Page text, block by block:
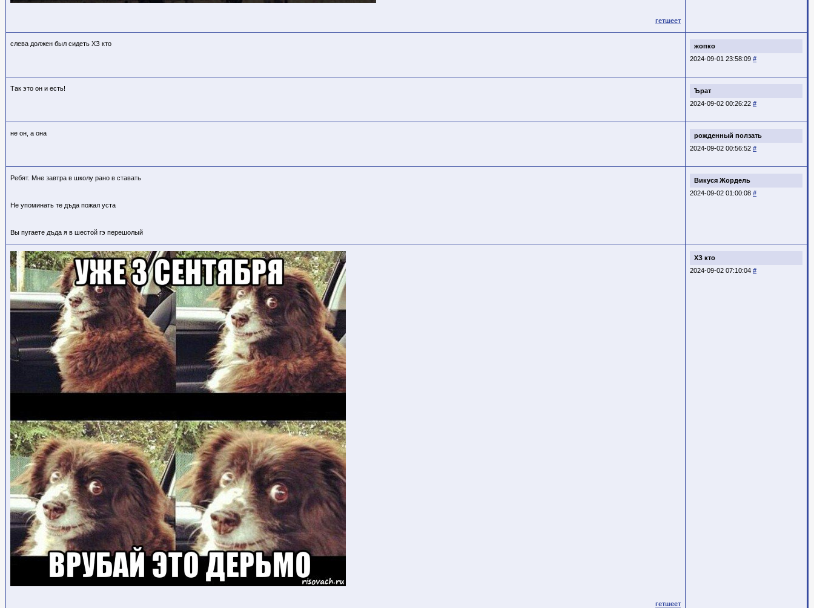
гетшеет
жопко
2024-09-01 23:58:09 #
слева должен был сидеть ХЗ кто
Ърат
2024-09-02 00:26:22 #
Так это он и есть!
рожденный ползать
2024-09-02 00:56:52 #
не он, а она
Викуся Жордель
2024-09-02 01:00:08 #
Ребят. Мне завтра в школу рано в ставать
Не упоминать те дъда пожал уста
Вы пугаете дъда я в шестой гэ перешолый
ХЗ кто
2024-09-02 07:10:04 #
гетшеет